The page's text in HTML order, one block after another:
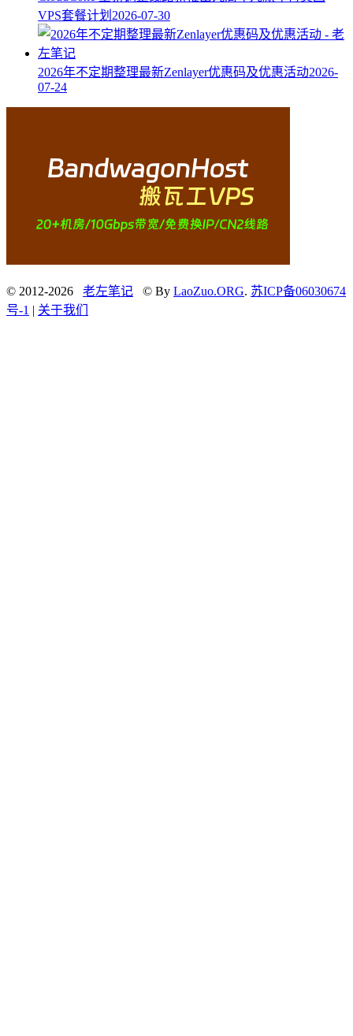
VPS套餐计划 2026-07-30
2026年不定期整理最新Zenlayer优惠码及优惠活动2026-
07-24
© 2012-2026 老左笔记 © By LaoZuo.ORG. 苏ICP备06030674
号-1 | 关于我们